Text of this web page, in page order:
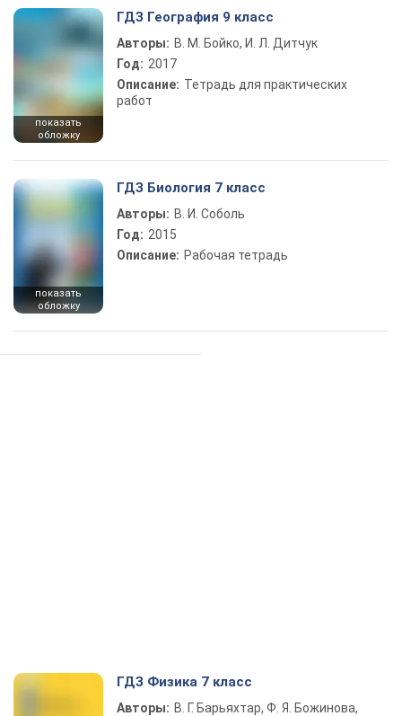
показать
обложку
ГДЗ География 9 класс
Авторы: В. М. Бойко, И. Л. Дитчук
Год: 2017
Описание: Тетрадь для практических
работ
показать
обложку
ГДЗ Биология 7 класс
Авторы: В. И. Соболь
Год: 2015
Описание: Рабочая тетрадь
ГДЗ Физика 7 класс
Авторы: В. Г. Барьяхтар, Ф. Я. Божинова,